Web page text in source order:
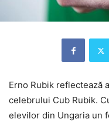
Erno Rubik reflectează
celebrului Cub Rubik.
elevilor din Ungaria un